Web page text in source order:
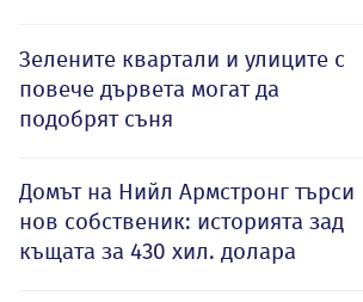
Зелените квартали и улиците с
повече дървета могат да
подобрят съня
Домът на Нийл Армстронг търси
нов собственик: историята зад
къщата за 430 хил. долара